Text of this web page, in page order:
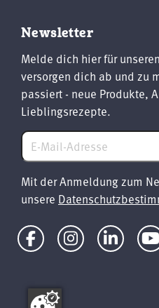
Newsletter
Melde dich hier für
versorgen dich ab und zu
passiert - neue Produkte,
Lieblingsrezepte.
Mit der Anmeldung zum
unsere